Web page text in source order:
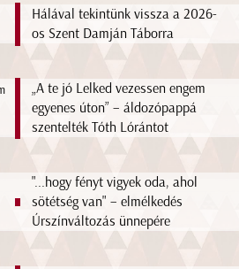
Hálával tekintünk vissza a 2026-
os Szent Damján Táborra
„A te jó Lelked vezessen engem
egyenes úton” – áldozópappá
szentelték Tóth Lórántot
"...hogy fényt vigyek oda, ahol
sötétség van" – elmélkedés
Úrszínváltozás ünnepére